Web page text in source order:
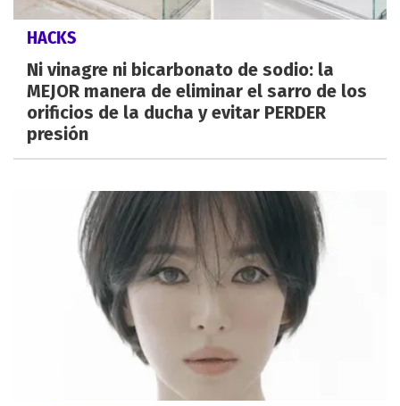
HACKS
Ni vinagre ni bicarbonato de sodio: la
MEJOR manera de eliminar el sarro de los
orificios de la ducha y evitar PERDER
presión